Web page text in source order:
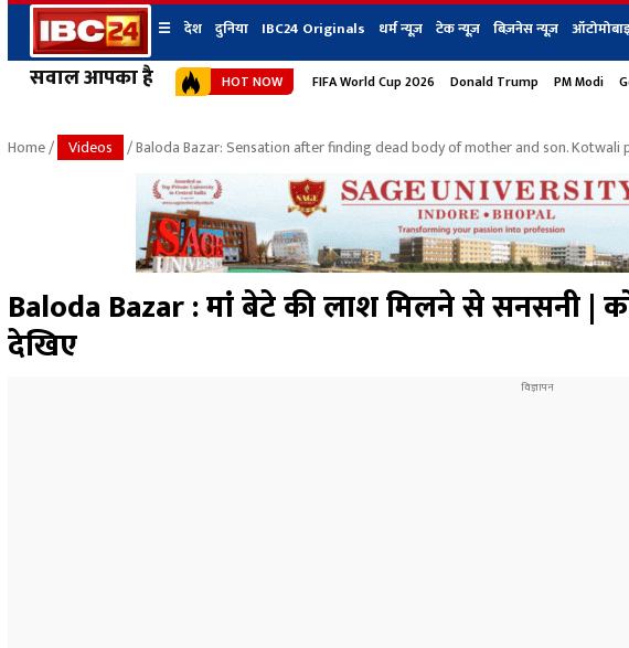
सवाल आपका है
☰ देश दुनिया IBC24 Originals धर्म न्यूज़ टेक न्यूज़ बिज़नेस न्यूज़
छत्तीसगढ़ न्यूज
उत्तर प्रदेश न्यूज
बिहार न्यूज
उत्तराखंड न्यूज
हिमाचल प्रदेश न्यूज
शहर
भोपाल
जबलपुर
ग्वालियर
रायपुर
बिलासपुर
दुनिया IBC24 Originals
शेयर बाज़ार
HOT NOW FIFA World Cup 2026 Donald Trump PM Modi
Home/ Videos / Baloda Bazar: Sensation after finding dead body of mother and son.
Baloda Bazar : मां बेटे की लाश मिलने से सनसनी |
देखिए